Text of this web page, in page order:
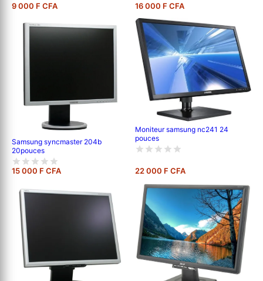
9 000 F CFA 16 000 F CFA
Samsung syncmaster 204b
20pouces
15 000 F CFA
Moniteur samsung nc241 24
pouces
22 000 F CFA